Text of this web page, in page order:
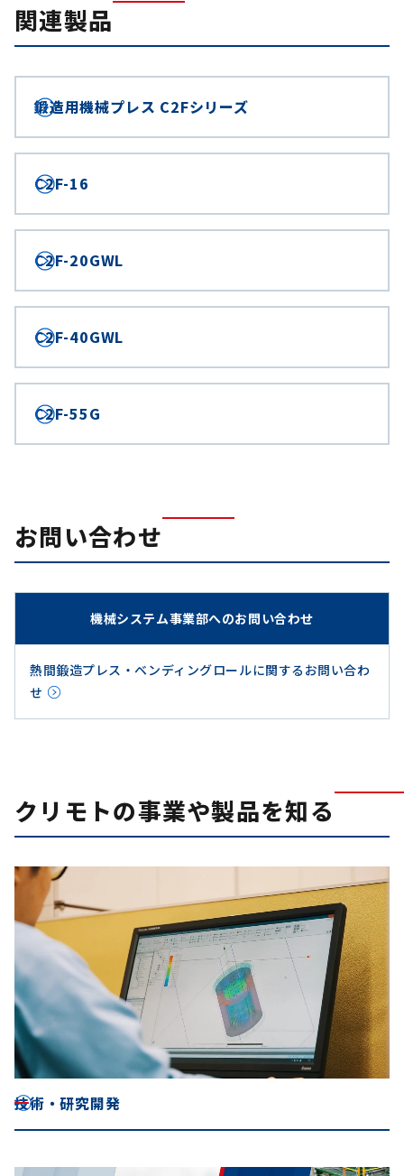
関連製品
鍛造用機械プレス C2Fシリーズ
C2F-16
C2F-20GWL
C2F-40GWL
C2F-55G
お問い合わせ
機械システム事業部へのお問い合わせ
熱間鍛造プレス・ベンディングロールに関するお問い合わ
せ
クリモトの事業や製品を知る
技術・研究開発